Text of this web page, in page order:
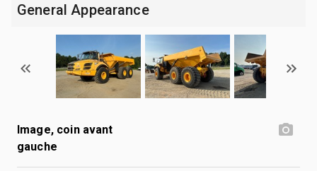
General Appearance
Image, coin avant
gauche